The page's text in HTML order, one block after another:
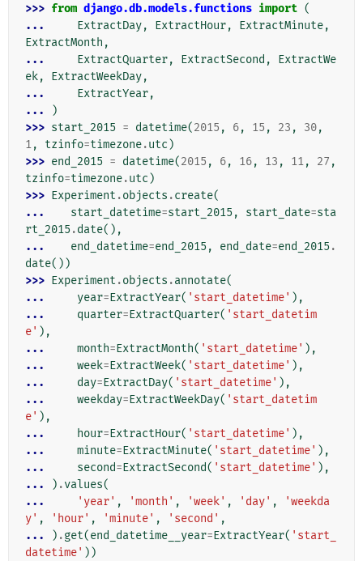
>>> from django.db.models.functions import (
...
ExtractDay, ExtractHour, ExtractMinute,
ExtractMonth ,
...
ExtractQuarter, ExtractSecond ,
ExtractWe
ek, ExtractWeekDay,
...
ExtractYear,
...
)
>>> start_2015 = datetime(2015 , 6, 15 , 23 , 30,
1, tzinfo=timezone.utc )
>>> end_2015 = datetime(2015 , 6, 16, 13 , 11, 27 ,
tzinfo=timezone.utc )
>>> Experiment .objects .create(
...
start_datetime=start_2015, start_date=sta
rt_2015.date(),
...
end_datetime=end_2015, end_date=end_2015.
date())
>>> Experiment .objects .annotate(
...
year=ExtractYear( 'start_datetime' ),
...
quarter=ExtractQuarter( 'start_datetim
e' ),
...
month=ExtractMonth( 'start_datetime' ),
...
week=ExtractWeek( 'start_datetime' ),
...
day=ExtractDay( 'start_datetime' ),
...
weekday=ExtractWeekDay( 'start_datetim
e' ),
...
hour=ExtractHour( 'start_datetime' ),
...
minute=ExtractMinute( 'start_datetime' ),
...
second=ExtractSecond( 'start_datetime' ),
...
) .values(
...
'year' , 'month' , 'week' , 'day' ,
'weekda
y' , 'hour' , 'minute' , 'second' ,
...
) .get(end_datetime__year=ExtractYear( 'start_
datetime' ))